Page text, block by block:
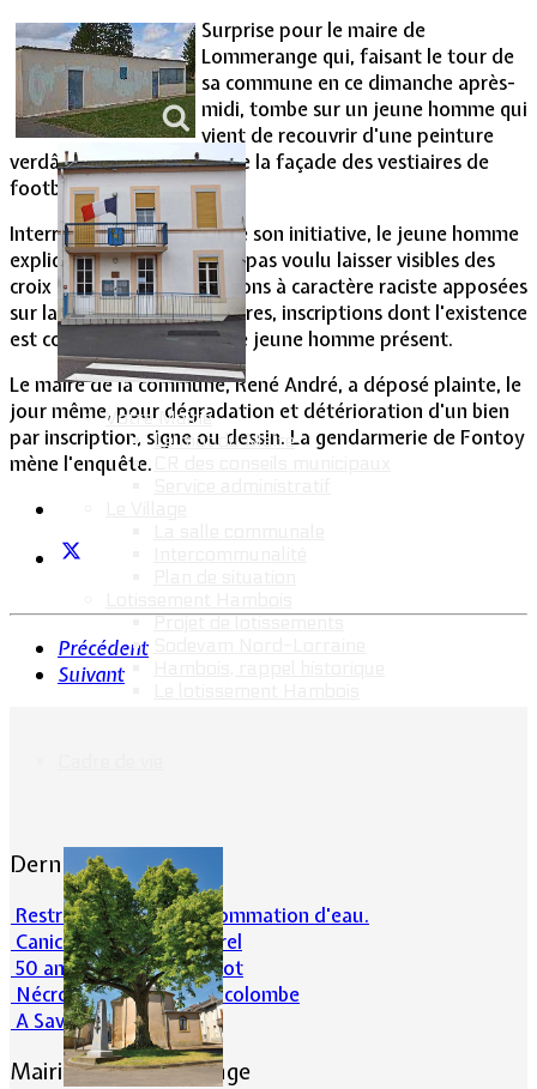
Vie Municipale
Votre Mairie
Le mot du Maire
Projet de lotissements
Surprise pour le maire de
Lommerange qui, faisant le tour de
sa commune en ce dimanche après-
midi, tombe sur un jeune homme qui
vient de recouvrir d'une peinture
verdâtre, de larges pans de la façade des vestiaires de
football.
Interrogé sur les raisons de son initiative, le jeune homme
explique au maire qu'il n'a pas voulu laisser visibles des
croix gammées et inscriptions à caractère raciste apposées
sur la façade de ces vestiaires, inscriptions dont l'existence
est confirmée par un autre jeune homme présent.
Le maire de la commune, René André, a déposé plainte, le
jour même, pour dégradation et détérioration d'un bien
par inscription, signe ou dessin. La gendarmerie de Fontoy
mène l'enquête.
Précédent
Suivant
Dernières actualités
Restrictions sur la consommation d'eau.
Canicule et milieu naturel
50 ans d’histoires de foot
Nécrologie : Norbert Lacolombe
A Savoir-Juin 2026
Mairie de Lommerange